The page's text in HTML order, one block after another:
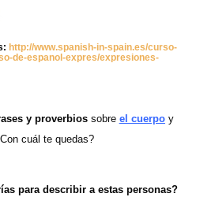
http://www.spanish-in-spain.es/curso-
de-espanol-expres/expresiones-
y proverbiossobre el cuerpoy
cuál te quedas?
para describir a estas personas?